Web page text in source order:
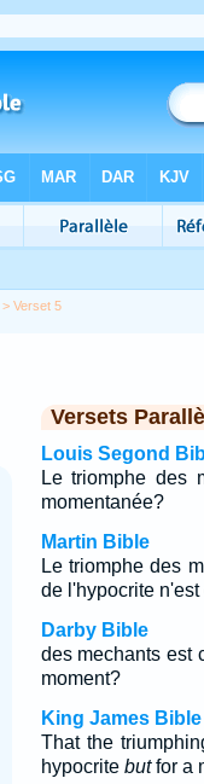
> Verset 5
Versets
Louis Segond
Le triomphe des
momentanée?
Martin Bible
Le triomphe des
de l'hypocrite
Darby Bible
des mechants est
moment?
King James Bible
That the
hypocrite butfor a